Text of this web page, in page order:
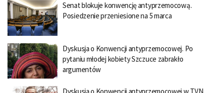
Senat blokuje konwencję antyprzemocową.
Posiedzenie przeniesione na 5 marca
Dyskusja o Konwencji antyprzemocowej. Po
pytaniu młodej kobiety Szczuce zabrakło
argumentów